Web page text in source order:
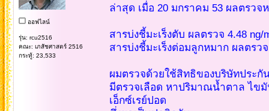
ออฟไลน์
รุ่น: rcu2516
คณะ: เภสัชศาสตร์ 2516
กระทู้: 23,533
ล่าสุด เมื่อ 20 มกราคม 53 ผลตรวจ
สารบ่งชี้มะเร็งตับ ผลตรวจ 4.48
สารบ่งชี้มะเร็งต่อมลูกหมาก ผลตรว
ผมตรวจด้วยใช้สิทธิของบริษัทประ
มีตรวจเลือด หาปริมาณน้ำตาล ไขมั
เอ็กซ์เรย์ปอด